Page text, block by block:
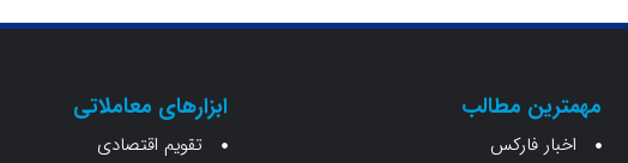
مهمترین مطالب
اخبار فارکس
ابزارهای معاملاتی
تقویم اقتصادی